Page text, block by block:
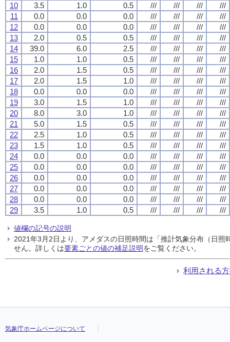
10
3.5 1.0 0.5 /// /// ///
///
11
0.0 0.0 0.0 /// /// ///
///
12
0.0 0.0 0.0 /// /// ///
///
13
2.0 0.5 0.5 /// /// ///
///
14
39.0 6.0 2.5 /// /// ///
///
15
1.0 1.0 0.5 /// /// ///
///
16
2.0 1.5 0.5 /// /// ///
///
17
2.0 1.5 1.0 /// /// ///
///
18
0.0 0.0 0.0 /// /// ///
///
19
3.0 1.5 1.0 /// /// ///
///
20
8.0 3.0 1.0 /// /// ///
///
21
5.0 1.5 0.5 /// /// ///
///
22
2.5 1.0 0.5 /// /// ///
///
23
1.5 1.0 0.5 /// /// ///
///
24
0.0 0.0 0.0 /// /// ///
///
25
0.0 0.0 0.0 /// /// ///
///
26
0.0 0.0 0.0 /// /// ///
///
27
0.0 0.0 0.0 /// /// ///
///
28
0.0 0.0 0.0 /// /// ///
///
29
3.5 1.0 0.5 /// /// /// ///
値欄の記号の説明
2021年3月2日より、アメダスの日照時間は「推計気象分布（日
せん。詳しくは要素ごとの値の補足説明をご覧ください。
利用される
気象庁ホームページについて